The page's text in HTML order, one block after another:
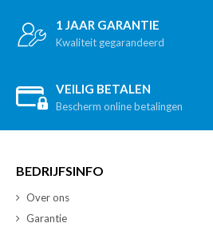
1 JAAR GARANTIE
Kwaliteit gegarandeerd
VEILIG BETALEN
Bescherm online betalingen
BEDRIJFSINFO
Over ons
Garantie